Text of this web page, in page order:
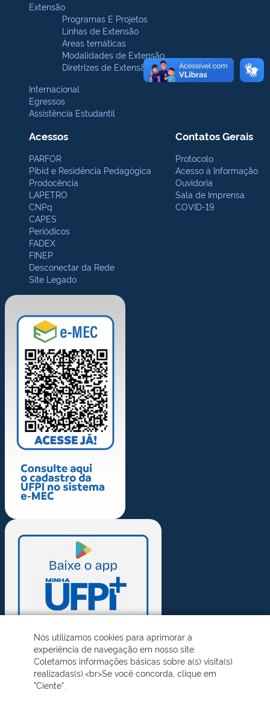
Extensão
Programas E Projetos
Linhas de Extensão
Áreas temáticas
Modalidades de Extensão
Diretrizes de Extensão
Internacional
Egressos
Assistência Estudantil
Acessos
PARFOR
Pibid e Residência Pedagógica
Prodocência
LAPETRO
CNPq
CAPES
Periódicos
FADEX
FINEP
Desconectar da Rede
Site Legado
Contatos Gerais
Protocolo
Acesso à Informação
Ouvidoria
Sala de Imprensa
COVID-19
Nós utilizamos cookies para aprimorar a
experiência de navegação em nosso site.
Coletamos informações básicas sobre a(s) visita(s)
realizadas(s).<br>Se você concorda, clique em
"Ciente".